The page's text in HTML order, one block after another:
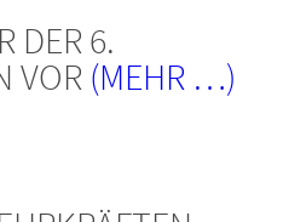
DER 6.
VOR (MEHR …)